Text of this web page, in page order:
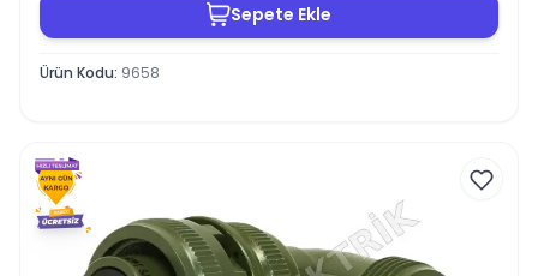
Sepete Ekle
Ürün Kodu: 9658